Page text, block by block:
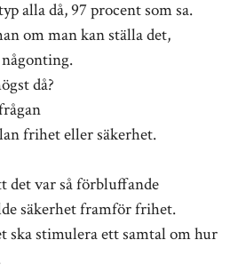
alla då, 97 procent som sa.
om man kan ställa det,
då?
frihet eller säkerhet.
det var så förbluffande
säkerhet framför frihet.
ska stimulera ett samtal om hur